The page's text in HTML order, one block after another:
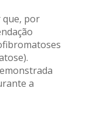
que, por
a